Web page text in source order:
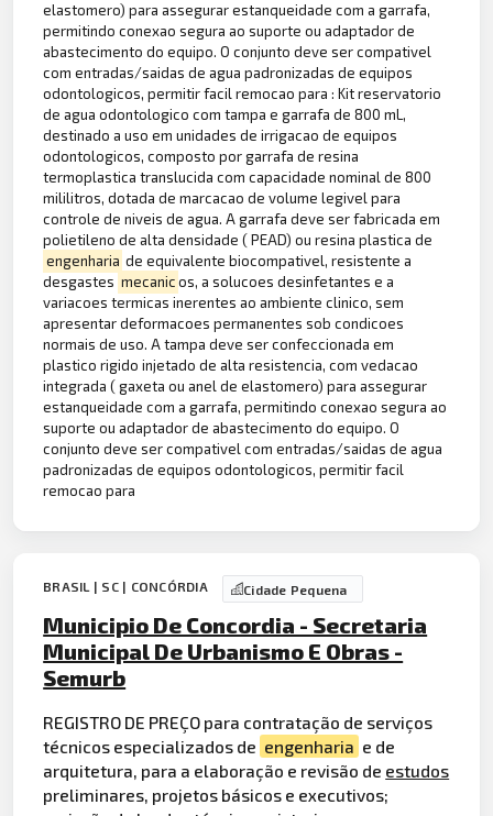
elastomero) para assegurar estanqueidade com a garrafa,
permitindo conexao segura ao suporte ou adaptador de
abastecimento do equipo. O conjunto deve ser compativel
com entradas/saidas de agua padronizadas de equipos
odontologicos, permitir facil remocao para : Kit reservatorio
de agua odontologico com tampa e garrafa de 800 mL,
destinado a uso em unidades de irrigacao de equipos
odontologicos, composto por garrafa de resina
termoplastica translucida com capacidade nominal de 800
mililitros, dotada de marcacao de volume legivel para
controle de niveis de agua. A garrafa deve ser fabricada em
polietileno de alta densidade ( PEAD) ou resina plastica de
engenharia de equivalente biocompativel, resistente a
desgastes mecanicos, a solucoes desinfetantes e a
variacoes termicas inerentes ao ambiente clinico, sem
apresentar deformacoes permanentes sob condicoes
normais de uso. A tampa deve ser confeccionada em
plastico rigido injetado de alta resistencia, com vedacao
integrada ( gaxeta ou anel de elastomero) para assegurar
estanqueidade com a garrafa, permitindo conexao segura ao
suporte ou adaptador de abastecimento do equipo. O
conjunto deve ser compativel com entradas/saidas de agua
padronizadas de equipos odontologicos, permitir facil
remocao para
BRASIL | SC | CONCÓRDIA Cidade Pequena
Municipio De Concordia - Secretaria
Municipal De Urbanismo E Obras -
Semurb
REGISTRO DE PREÇO para contratação de serviços
técnicos especializados de engenharia e de
arquitetura, para a elaboração e revisão de estudos
preliminares, projetos básicos e executivos;